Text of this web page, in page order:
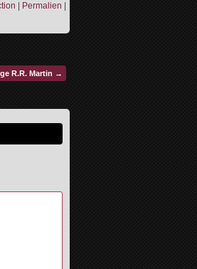
Permalien
R.R. Martin →